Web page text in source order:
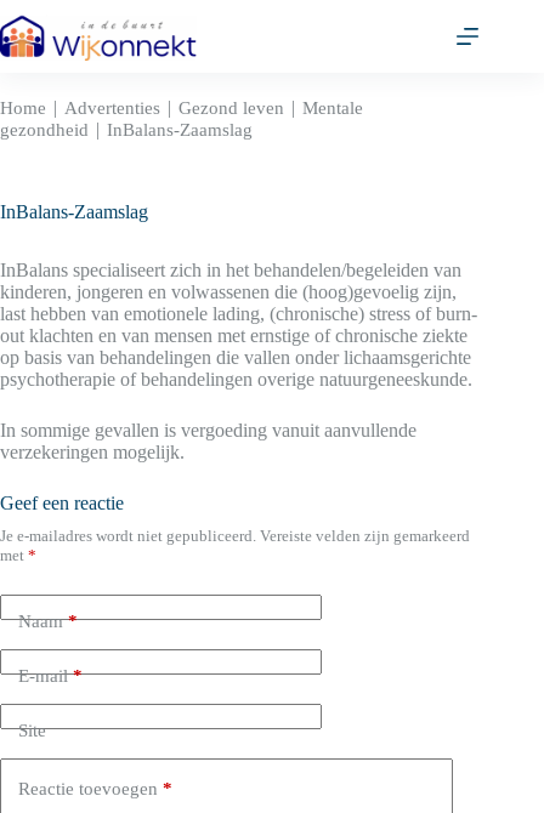
naar
de
Home | Advertenties | Gezond leven | Mentale
gezondheid | InBalans-Zaamslag
InBalans-Zaamslag
InBalans specialiseert zich in het behandelen/begeleiden van
kinderen, jongeren en volwassenen die (hoog)gevoelig zijn,
last hebben van emotionele lading, (chronische) stress of burn-
out klachten en van mensen met ernstige of chronische ziekte
op basis van behandelingen die vallen onder lichaamsgerichte
psychotherapie of behandelingen overige natuurgeneeskunde.
In sommige gevallen is vergoeding vanuit aanvullende
verzekeringen mogelijk.
Geef een reactie
Je e-mailadres wordt niet gepubliceerd. Vereiste velden zijn gemarkeerd
met *
Naam*
E-mail*
Site
Reactie toevoegen *